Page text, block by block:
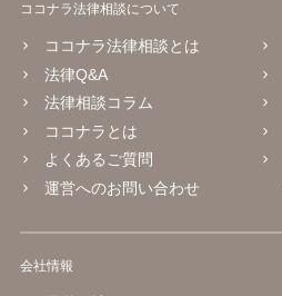
ココナラ法律相談について
ココナラ法律相談とは
法律Q&A
法律相談コラム
ココナラとは
よくあるご質問
運営へのお問い合わせ
会社情報